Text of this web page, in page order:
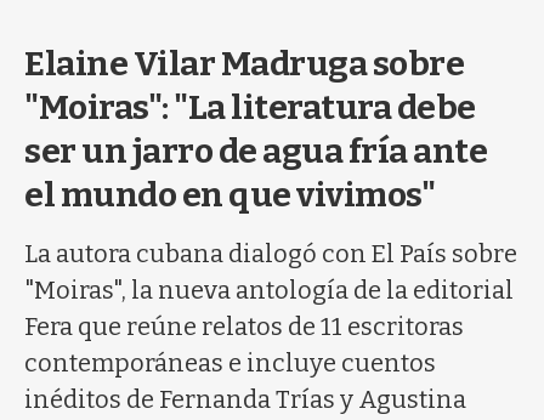
a
Elaine Vilar Madruga sobre
"Moiras": "La literatura debe
ser un jarro de agua fría ante
el mundo en que vivimos"
La autora cubana dialogó con El País sobre
"Moiras", la nueva antología de la editorial
Fera que reúne relatos de 11 escritoras
contemporáneas e incluye cuentos
inéditos de Fernanda Trías y Agustina